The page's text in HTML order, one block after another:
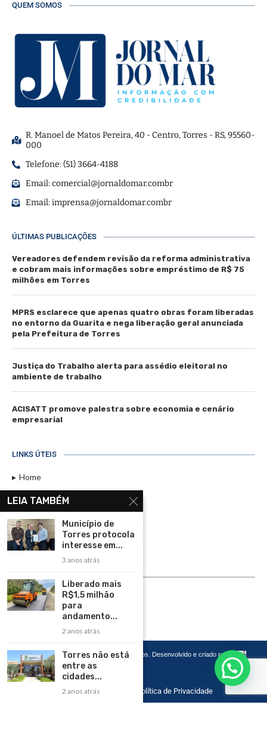
QUEM SOMOS
R. Manoel de Matos Pereira, 40 - Centro, Torres - RS, 95560-
000
Telefone: (51) 3664-4188
Email:comercial@jornaldomar.combr
Email:imprensa@jornaldomar.combr
ÚLTIMAS PUBLICAÇÕES
Vereadores defendem revisão da reforma administrativa
e cobram mais informações sobre empréstimo de R$ 75
milhões em Torres
MPRS esclarece que apenas quatro obras foram liberadas
no entorno da Guarita e nega liberação geral anunciada
pela Prefeitura de Torres
Justiça do Trabalho alerta para assédio eleitoral no
ambiente de trabalho
ACISATT promove palestra sobre economia e cenário
empresarial
LINKS ÚTEIS
Home
Assinar
Contato
Política de Privacidade
Rádio Maristela - Ao Vivo
ASSINE
Copyright 2026 – Todos os Direitos Reservados. Desenvolvido e criado por
Cadô
Agência de Marketing
Home Contato Política de Privacidade
LEIA TAMBÉM
Município de
Torres protocola
interesse em...
3 anos atrás
Liberado mais
R$1,5 milhão
para
andamento...
2 anos atrás
Torres não está
entre as
cidades...
2 anos atrás